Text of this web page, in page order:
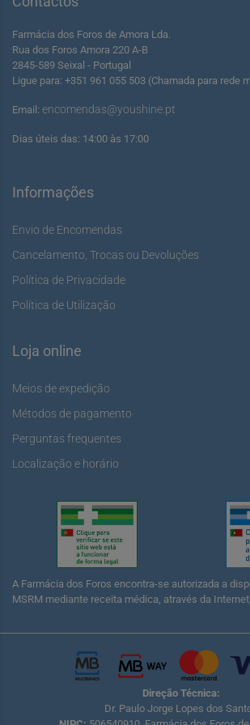
Farmácia dos Foros de Amora Lda.
Rua dos Foros Amora 220 A-B
2845-589 Seixal - Portugal
Ligue para: +351 961 055 503 (Chamada para rede
Email: encomendas@youshine.pt
Dias úteis das: 14:00 às 17:00
Informações
Envio de Encomendas
Cancelamento, Trocas ou Devoluções
Política de Privacidade
Política de Utilização
Loja online
Meios de expedição
Métodos de pagamento
Perguntas frequentes
Localização e horário
A Farmácia dos Foros encontra-se autorizada a
MSRM mediante receita médica, através da
Direção Técnica:
Dr. Paulo Jorge Lopes dos